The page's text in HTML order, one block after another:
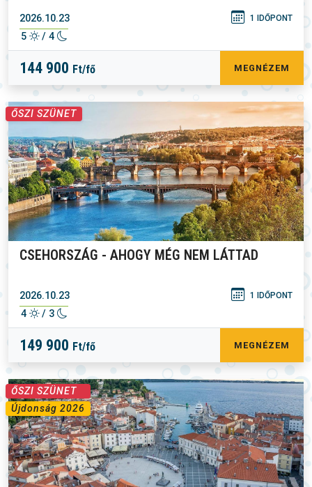
2026.10.23 1 IDŐPONT
5 / 4
144 900 Ft/fő MEGNÉZEM
ŐSZI SZÜNET
CSEHORSZÁG - AHOGY MÉG NEM LÁTTAD
2026.10.23 1 IDŐPONT
4 / 3
149 900 Ft/fő MEGNÉZEM
ŐSZI SZÜNET
Újdonság 2026